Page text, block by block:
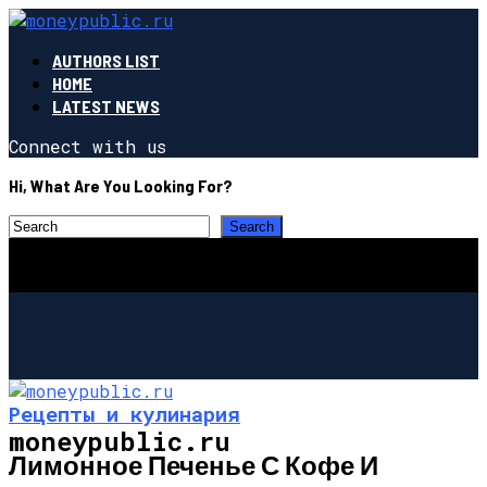
AUTHORS LIST
HOME
LATEST NEWS
Connect with us
Hi, What Are You Looking For?
moneypublic.ru
Рецепты и кулинария
Лимонное Печенье С Кофе И